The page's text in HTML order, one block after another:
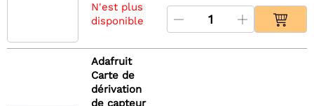
N'est plus
disponible
Adafruit
Carte de
dérivation
de capteur